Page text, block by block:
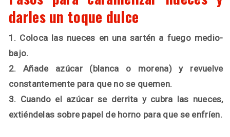
darles un toque dulce
1. Coloca las nueces en una sartén a fuego medio-
bajo.
2. Añade azúcar (blanca o morena) y revuelve
constantemente para que no se quemen.
3. Cuando el azúcar se derrita y cubra las nueces,
extiéndelas sobre papel de horno para que se enfríen.